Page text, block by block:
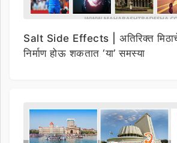
Salt Side Effects | अतिरिक्त
निर्माण होऊ शकतात ‘या’ समस्या